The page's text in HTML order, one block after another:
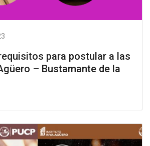
para postular a las
– Bustamante de la